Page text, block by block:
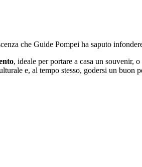
che Guide Pompei ha saputo
, ideale per portare a casa un souvenir,
e, al tempo stesso, godersi un buon